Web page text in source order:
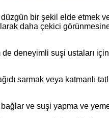
düzgün bir şekil elde etmek
daha çekici görünmesine
deneyimli suşi ustaları
sarmak veya katmanlı
ve suşi yapma ve